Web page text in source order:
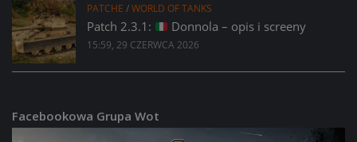
PATCHE /WORLD OF TANKS
Patch 2.3.1: Donnola – opis i screeny
15:59, 29 CZERWCA 2026
Facebookowa Grupa Wot